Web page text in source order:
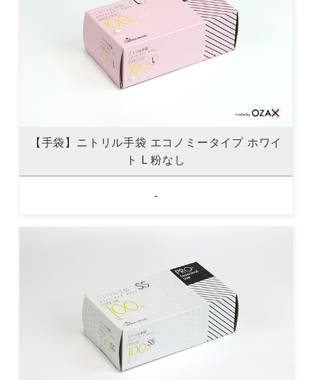
【手袋】ニトリル手袋 エコノミータイプ ホワイ
ト L 粉なし
-